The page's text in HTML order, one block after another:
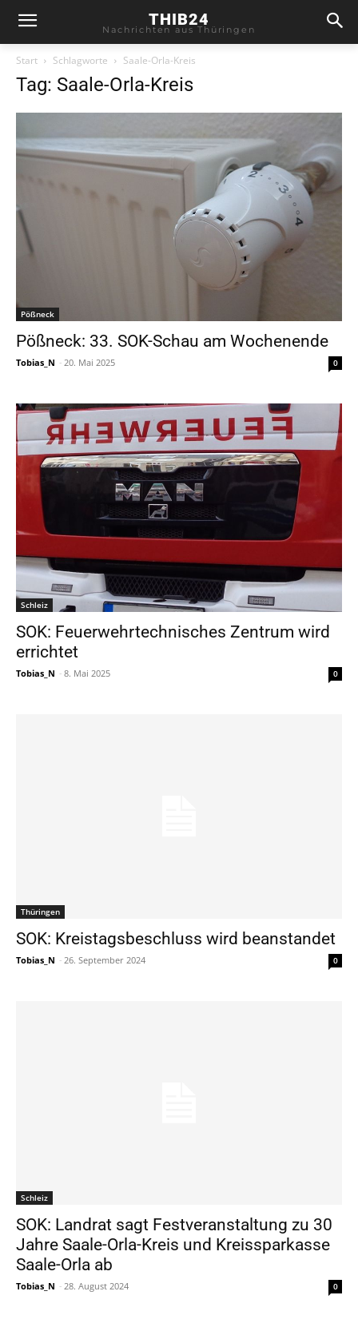
THIB24
Nachrichten aus Thüringen
Start Schlagworte Saale-Orla-Kreis
Tag: Saale-Orla-Kreis
Pößneck
Pößneck: 33. SOK-Schau am Wochenende
Tobias_N - 20. Mai 2025 0
Schleiz
SOK: Feuerwehrtechnisches Zentrum wird
errichtet
Tobias_N - 8. Mai 2025 0
Thüringen
SOK: Kreistagsbeschluss wird beanstandet
Tobias_N - 26. September 2024 0
Schleiz
SOK: Landrat sagt Festveranstaltung zu 30
Jahre Saale-Orla-Kreis und Kreissparkasse
Saale-Orla ab
Tobias_N - 28. August 2024 0